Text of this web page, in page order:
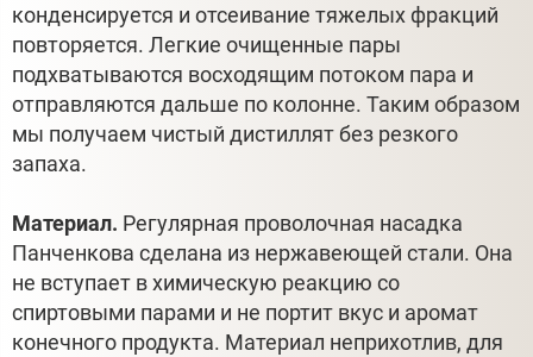
конденсируется и отсеивание тяжелых фракций
повторяется. Легкие очищенные пары
подхватываются восходящим потоком пара и
отправляются дальше по колонне. Таким образом
мы получаем чистый дистиллят без резкого
запаха.
Материал. Регулярная проволочная насадка
Панченкова сделана из нержавеющей стали. Она
не вступает в химическую реакцию со
спиртовыми парами и не портит вкус и аромат
конечного продукта. Материал неприхотлив, для